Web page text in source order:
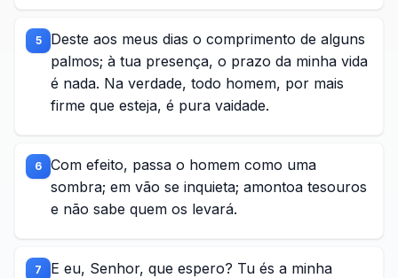
5
Deste aos meus dias o comprimento de alguns
palmos; à tua presença, o prazo da minha vida
é nada. Na verdade, todo homem, por mais
firme que esteja, é pura vaidade.
6
Com efeito, passa o homem como uma
sombra; em vão se inquieta; amontoa tesouros
e não sabe quem os levará.
7
E eu, Senhor, que espero? Tu és a minha